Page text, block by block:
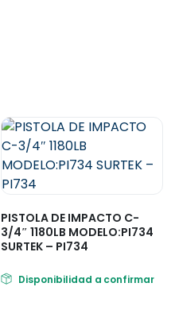
PISTOLA DE IMPACTO C-
3/4″ 1180LB MODELO:PI734
SURTEK – PI734
Disponibilidad a confirmar